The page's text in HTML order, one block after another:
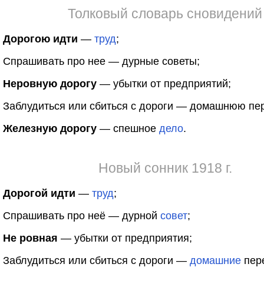
Толковый словарь сновидений
Дорогою идти — труд;
Спрашивать про нее — дурные советы;
Неровную дорогу — убытки от предприятий;
Заблудиться или сбиться с дороги — домашнюю
Железную дорогу — спешное дело.
Новый сонник 1918 г.
Дорогой идти — труд;
Спрашивать про неё — дурной совет;
Не ровная — убытки от предприятия;
Заблудиться или сбиться с дороги — домашние